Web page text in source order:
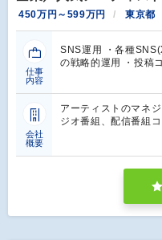
450万円～599万円 東京都
仕事
内容
SNS運用 ・各種
の戦略的運用 ・投稿
会社
概要
アーティストのマネ
ジオ番組、配信番組